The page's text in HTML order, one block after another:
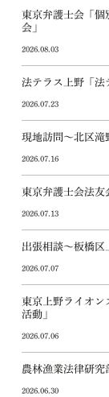
東京弁護士会「個
会」
2026.08.03
法テラス上野「法
2026.07.23
現地訪問～北区滝
2026.07.16
東京弁護士会法友
2026.07.13
出張相談～板橋区
2026.07.07
東京上野ライオン
活動」
2026.07.06
農林漁業法律研究
2026.06.30